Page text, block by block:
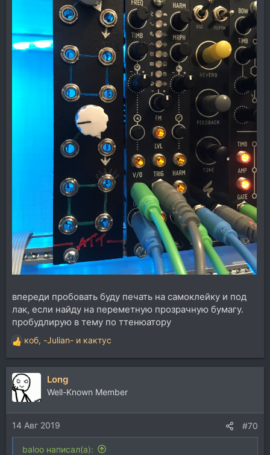
впереди пробовать буду печать на самоклейку и под
лак, если найду на переметную прозрачную бумагу.
пробудлирую в тему по ттенюатору
Р
е
а
к
ц
и
и
:
коб, -Julian- и кактус
Long
Well-Known Member
14 Авг 2019 #70
baloo написал(а):